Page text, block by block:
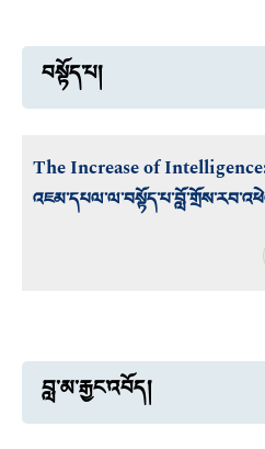
བསྟོད་པ།
The Increase of
བླ་མ་རྒྱང་འབོད།